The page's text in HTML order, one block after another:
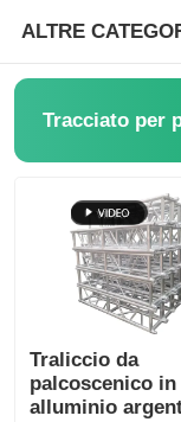
ALTRE
Tracciato per
Traliccio da
palcoscenico in
alluminio